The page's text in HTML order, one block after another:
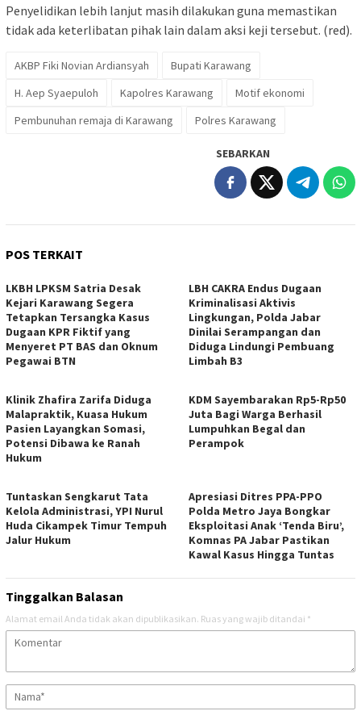
Penyelidikan lebih lanjut masih dilakukan guna memastikan
tidak ada keterlibatan pihak lain dalam aksi keji tersebut. (red).
AKBP Fiki Novian Ardiansyah
Bupati Karawang
H. Aep Syaepuloh
Kapolres Karawang
Motif ekonomi
Pembunuhan remaja di Karawang
Polres Karawang
SEBARKAN
POS TERKAIT
LKBH LPKSM Satria Desak
Kejari Karawang Segera
Tetapkan Tersangka Kasus
Dugaan KPR Fiktif yang
Menyeret PT BAS dan Oknum
Pegawai BTN
LBH CAKRA Endus Dugaan
Kriminalisasi Aktivis
Lingkungan, Polda Jabar
Dinilai Serampangan dan
Diduga Lindungi Pembuang
Limbah B3
Klinik Zhafira Zarifa Diduga
Malapraktik, Kuasa Hukum
Pasien Layangkan Somasi,
Potensi Dibawa ke Ranah
Hukum
KDM Sayembarakan Rp5-Rp50
Juta Bagi Warga Berhasil
Lumpuhkan Begal dan
Perampok
Tuntaskan Sengkarut Tata
Kelola Administrasi, YPI Nurul
Huda Cikampek Timur Tempuh
Jalur Hukum
Apresiasi Ditres PPA-PPO
Polda Metro Jaya Bongkar
Eksploitasi Anak ‘Tenda Biru’,
Komnas PA Jabar Pastikan
Kawal Kasus Hingga Tuntas
Tinggalkan Balasan
Alamat email Anda tidak akan dipublikasikan. Ruas yang wajib ditandai *